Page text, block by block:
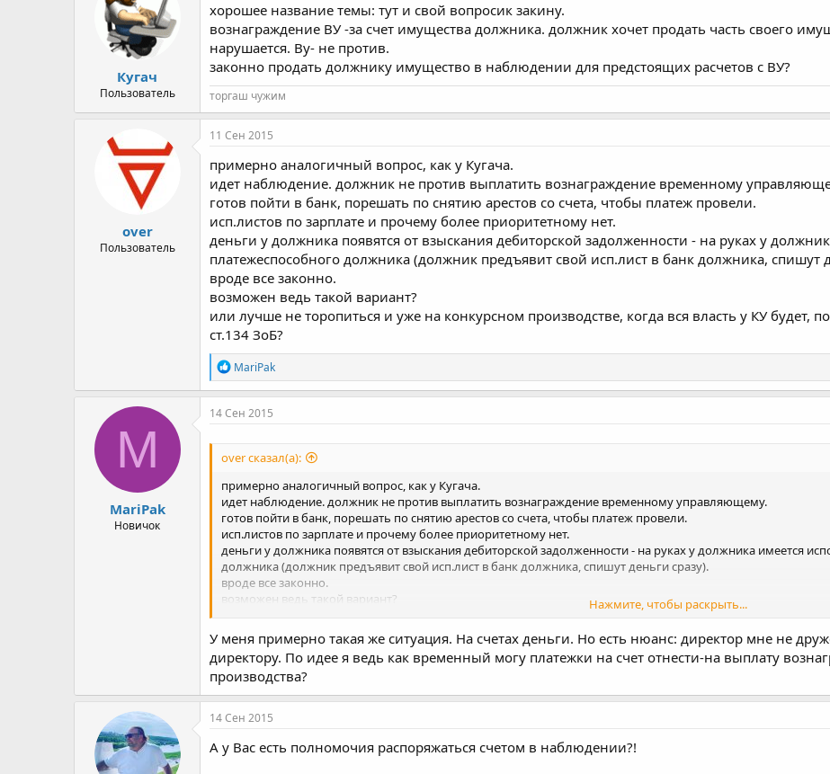
Кугач
Пользователь
хорошее название темы: тут и свой вопросик закину.
вознаграждение ВУ -за счет имущества должника. должник хочет продать часть своего
нарушается. Ву- не против.
законно продать должнику имущество в наблюдении для предстоящих расчетов с ВУ?
торгаш чужим
over
Пользователь
11 Сен 2015
примерно аналогичный вопрос, как у Кугача.
идет наблюдение. должник не против выплатить вознаграждение временному
готов пойти в банк, порешать по снятию арестов со счета, чтобы платеж провели.
исп.листов по зарплате и прочему более приоритетному нет.
деньги у должника появятся от взыскания дебиторской задолженности - на руках у
платежеспособного должника (должник предъявит свой исп.лист в банк должника, спишут
вроде все законно.
возможен ведь такой вариант?
или лучше не торопиться и уже на конкурсном производстве, когда вся власть у КУ будет,
ст.134 ЗоБ?
Р
е
а
к
MariPak
M
MariPak
Новичок
14 Сен 2015
over сказал(а):
примерно аналогичный вопрос, как у Кугача.
идет наблюдение. должник не против выплатить вознаграждение временному управляющему.
готов пойти в банк, порешать по снятию арестов со счета, чтобы платеж провели.
исп.листов по зарплате и прочему более приоритетному нет.
деньги у должника появятся от взыскания дебиторской задолженности - на руках у должника имеется
должника (должник предъявит свой исп.лист в банк должника, спишут деньги сразу).
вроде все законно.
возможен ведь такой вариант?
или лучше не торопиться и уже на конкурсном производстве, когда вся власть у КУ будет, получить свое
Нажмите, чтобы раскрыть...
У меня примерно такая же ситуация. На счетах деньги. Но есть нюанс: директор мне не
директору. По идее я ведь как временный могу платежки на счет отнести-на выплату
производства?
14 Сен 2015
А у Вас есть полномочия распоряжаться счетом в наблюдении?!